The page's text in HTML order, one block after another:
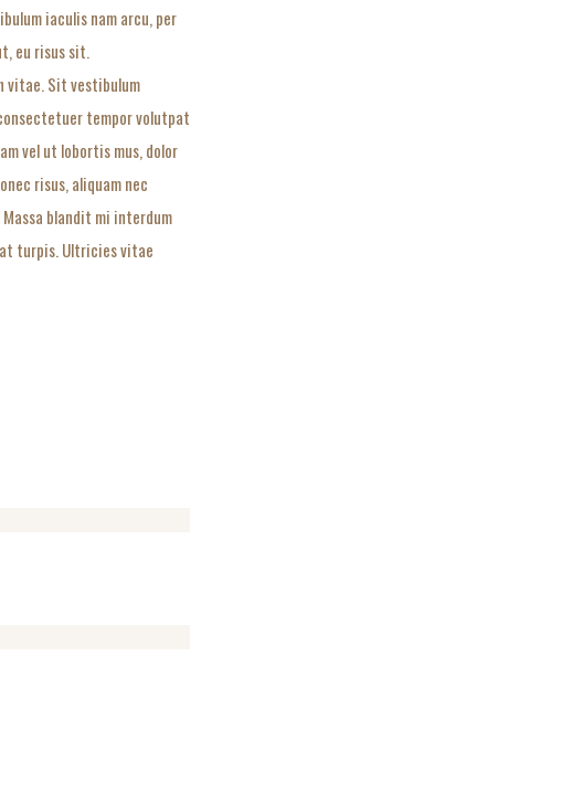
iaculis nam arcu, per
eu risus sit.
vitae. Sit vestibulum
tempor volutpat
vel ut lobortis mus, dolor
risus, aliquam nec
blandit mi interdum
turpis. Ultricies vitae